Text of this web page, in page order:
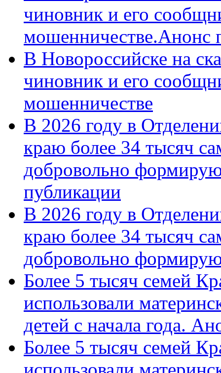
чиновник и его
мошенничестве.Анонс
В Новороссийске на
чиновник и его
мошенничестве
В 2026 году в
краю более 34 тысяч
добровольно
публикации
В 2026 году в
краю более 34 тысяч
добровольно
Более 5 тысяч семей
использовали
детей с начала года.
Более 5 тысяч семей